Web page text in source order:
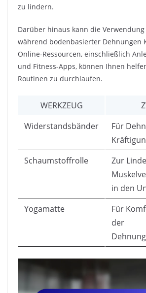
zu lindern.
Darüber hinaus kann die
während bodenbasierter Dehnungen
Online-Ressourcen, einschließlich
und Fitness-Apps, können Ihnen
Routinen zu durchlaufen.
WERKZEUG
Widerstandsbänder
Für
Schaumstoffrolle
Zur
in den
Yogamatte
Für
der